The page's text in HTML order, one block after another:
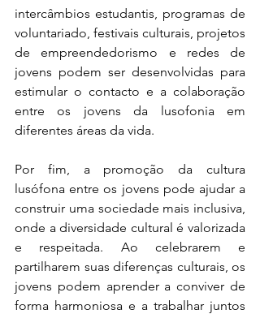
intercâmbios estudantis, programas de
voluntariado, festivais culturais, projetos
de empreendedorismo e redes de
jovens podem ser desenvolvidas para
estimular o contacto e a colaboração
entre os jovens da lusofonia em
diferentes áreas da vida.
Por fim, a promoção da cultura
lusófona entre os jovens pode ajudar a
construir uma sociedade mais inclusiva,
onde a diversidade cultural é valorizada
e respeitada. Ao celebrarem e
partilharem suas diferenças culturais, os
jovens podem aprender a conviver de
forma harmoniosa e a trabalhar juntos